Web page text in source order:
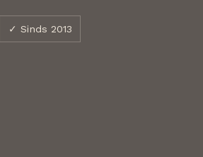
✓ Sinds 2013